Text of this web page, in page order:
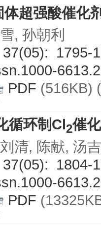
体超强酸催化
, 孙朝利
37(05): 1795-
PDF (516KB) (
循环制Cl 2催
清, 陈献, 汤
37(05): 1804-
PDF